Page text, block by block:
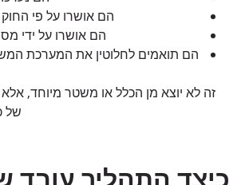
הם אושרו על פי החוק
הם אושרו על ידי
הם תואמים לחלוטין את המערכת
זה לא יוצא מן הכלל או משטר מיוחד, אלא
של
כיצד התהליך עובד